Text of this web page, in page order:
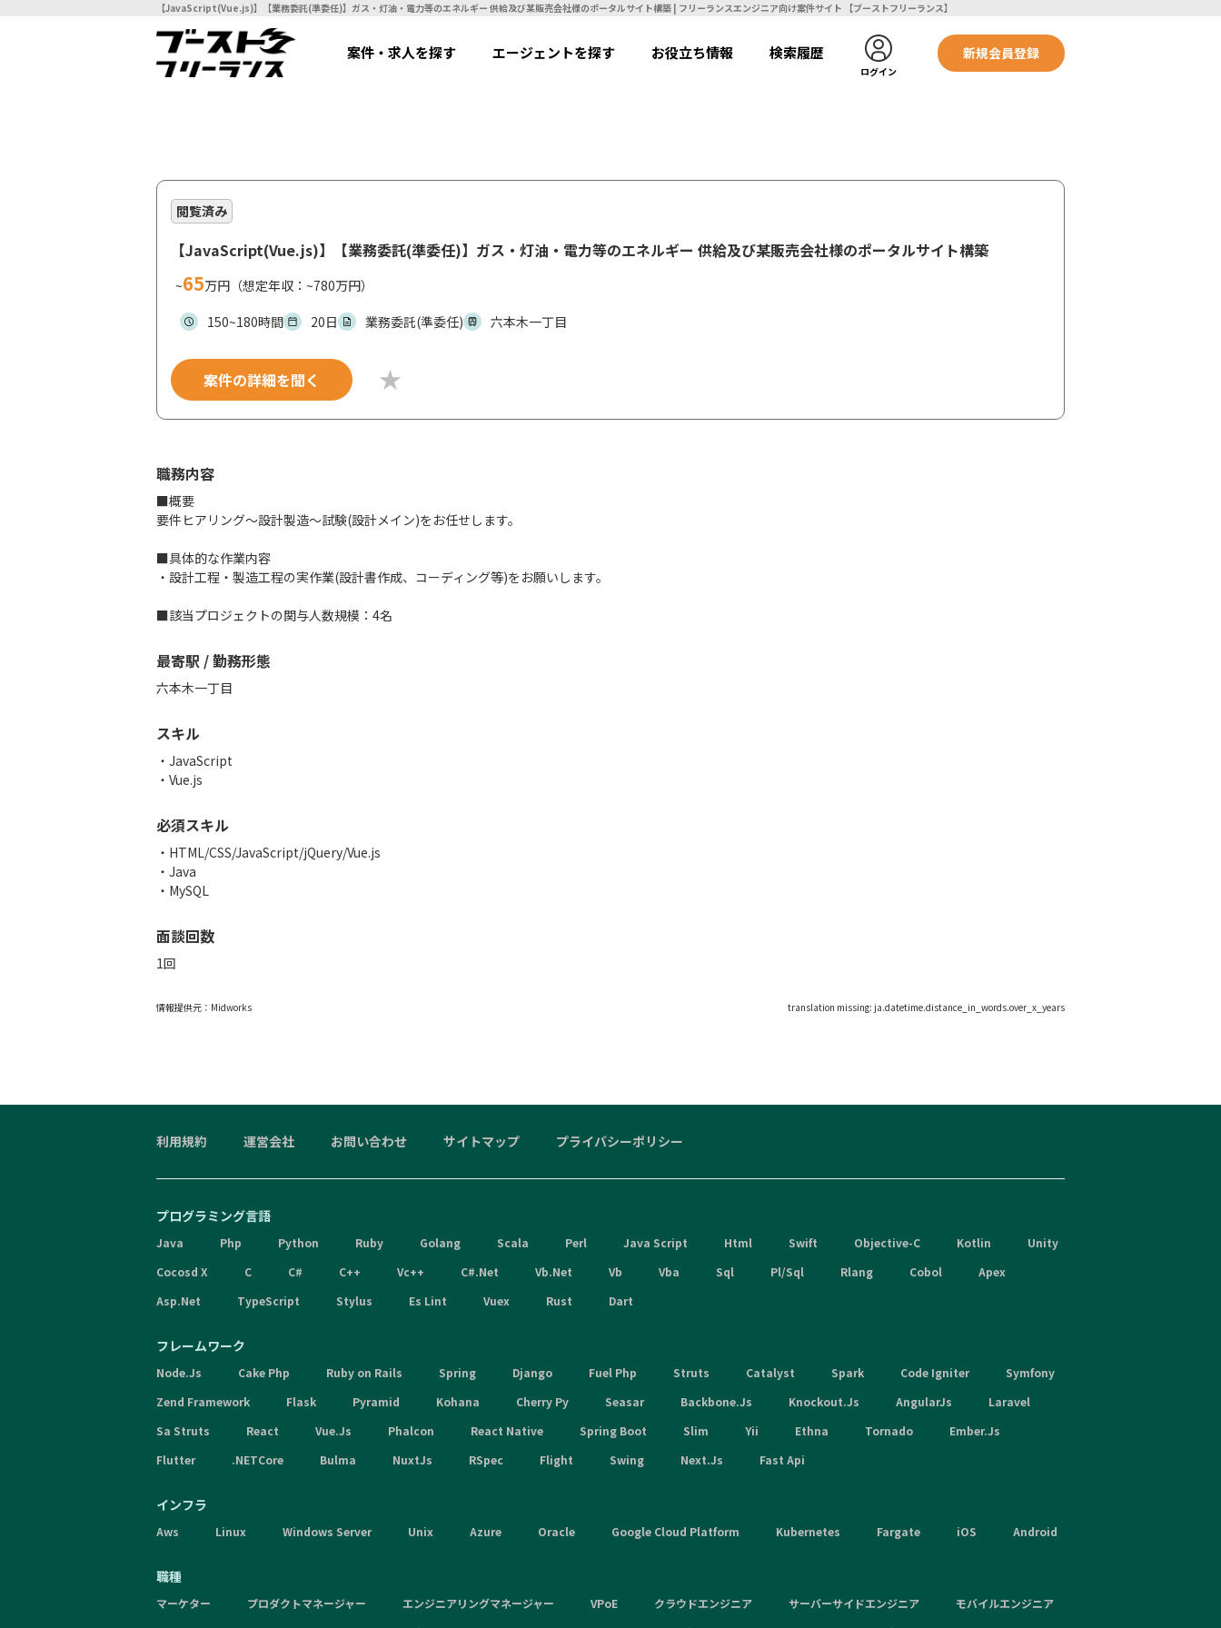
【JavaScript(Vue.js)】【業務委託(準委任)】ガス・灯油・電力等のエネルギー 供給及び某販売会社様のポータルサイト構築 | フリーランスエンジニア向け案件サイト 【ブーストフリーランス】
案件・求人を探す エージェントを探す お役立ち情報 検索履歴
ログイン
新規会員登録
閲覧済み
【JavaScript(Vue.js)】【業務委託(準委任)】ガス・灯油・電力等のエネルギー 供給及び某販売会社様のポータルサイト構築
~65万円（想定年収：~780万円）
150~180時間
20日 業務委託(準委任) 六本木一丁目
案件の詳細を聞く
職務内容
■概要
要件ヒアリング～設計製造～試験(設計メイン)をお任せします。
■具体的な作業内容
・設計工程・製造工程の実作業(設計書作成、コーディング等)をお願いします。
■該当プロジェクトの関与人数規模：4名
最寄駅 / 勤務形態
六本木一丁目
スキル
JavaScript
Vue.js
必須スキル
・HTML/CSS/JavaScript/jQuery/Vue.js
・Java
・MySQL
面談回数
1回
情報提供元： Midworks translation missing: ja.datetime.distance_in_words.over_x_years
利用規約 運営会社 お問い合わせ サイトマップ プライバシーポリシー
プログラミング言語
Java Php Python Ruby Golang Scala Perl Java Script Html Swift Objective-C Kotlin
Unity
Cocosd X
C C# C++ Vc++ C#.Net Vb.Net Vb Vba Sql Pl/Sql Rlang Cobol
Apex
Asp.Net
TypeScript Stylus Es Lint Vuex Rust Dart
フレームワーク
Node.Js Cake Php Ruby on Rails Spring Django Fuel Php Struts Catalyst Spark Code Igniter
Symfony
Zend Framework
Flask Pyramid Kohana Cherry Py Seasar Backbone.Js Knockout.Js AngularJs
Laravel
Sa Struts
React Vue.Js Phalcon React Native Spring Boot Slim Yii Ethna Tornado
Ember.Js
Flutter
.NETCore Bulma NuxtJs RSpec Flight Swing Next.Js Fast Api
インフラ
Aws Linux Windows Server Unix Azure Oracle Google Cloud Platform Kubernetes Fargate iOS Android
職種
マーケター プロダクトマネージャー エンジニアリングマネージャー VPoE クラウドエンジニア サーバーサイドエンジニア
モバイルエンジニア